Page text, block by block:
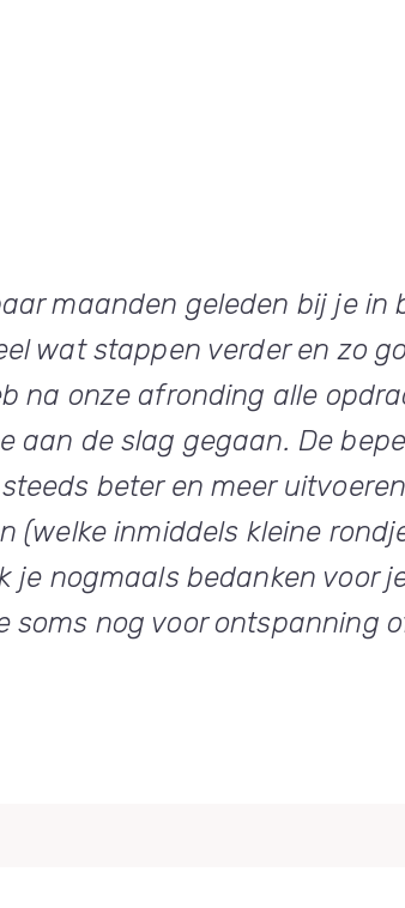
maanden geleden bij je
wat stappen verder en zo
na onze afronding alle
aan de slag gegaan. De
beter en meer
(welke inmiddels kleine
je nogmaals bedanken voor
soms nog voor ontspanning